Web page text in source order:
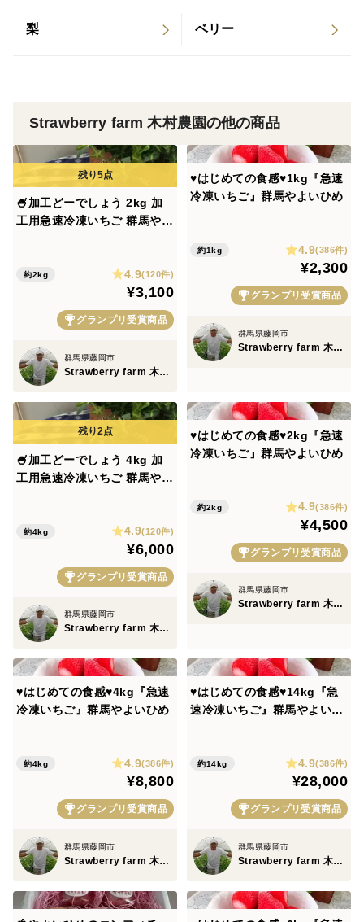
梨 ベリー
Strawberry farm 木村農園の他の商品
🍧加工どーでしょう 2kg 加
工用急速冷凍いちご 群馬やよ
約2kg 4.9(120件)
¥3,100
グランプリ受賞商品
群馬県藤岡市
Strawberry farm 木村農園
♥️はじめての食感♥️1kg『急速
冷凍いちご』群馬やよいひめ
約1kg 4.9(386件)
¥2,300
グランプリ受賞商品
群馬県藤岡市
Strawberry farm 木村農園
🍧加工どーでしょう 4kg 加
工用急速冷凍いちご 群馬やよ
約4kg 4.9(120件)
¥6,000
グランプリ受賞商品
群馬県藤岡市
Strawberry farm 木村農園
♥️はじめての食感♥️2kg『急速
冷凍いちご』群馬やよいひめ
約2kg 4.9(386件)
¥4,500
グランプリ受賞商品
群馬県藤岡市
Strawberry farm 木村農園
♥️はじめての食感♥️4kg『急速
冷凍いちご』群馬やよいひめ
約4kg 4.9(386件)
¥8,800
グランプリ受賞商品
群馬県藤岡市
Strawberry farm 木村農園
♥️はじめての食感♥️14kg『急
速冷凍いちご』群馬やよいひ
約14kg 4.9(386件)
¥28,000
グランプリ受賞商品
群馬県藤岡市
Strawberry farm 木村農園